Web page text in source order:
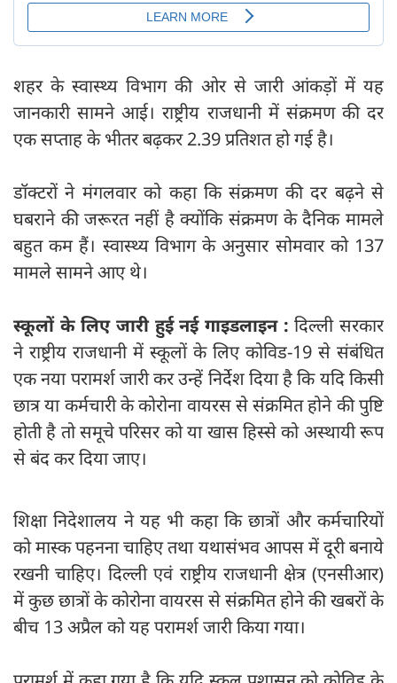
शहर के स्वास्थ्य विभाग की ओर से जारी आंकड़ों में यह
जानकारी सामने आई। राष्ट्रीय राजधानी में संक्रमण की दर
एक सप्ताह के भीतर बढ़कर 2.39 प्रतिशत हो गई है।
डॉक्टरों ने मंगलवार को कहा कि संक्रमण की दर बढ़ने से
घबराने की जरूरत नहीं है क्योंकि संक्रमण के दैनिक मामले
बहुत कम हैं। स्वास्थ्य विभाग के अनुसार सोमवार को 137
मामले सामने आए थे।
स्कूलों के लिए जारी हुई नई गाइडलाइन :दिल्ली सरकार
ने राष्ट्रीय राजधानी में स्कूलों के लिए कोविड-19 से संबंधित
एक नया परामर्श जारी कर उन्हें निर्देश दिया है कि यदि किसी
छात्र या कर्मचारी के कोरोना वायरस से संक्रमित होने की पुष्टि
होती है तो समूचे परिसर को या खास हिस्से को अस्थायी रूप
से बंद कर दिया जाए।
शिक्षा निदेशालय ने यह भी कहा कि छात्रों और कर्मचारियों
को मास्क पहनना चाहिए तथा यथासंभव आपस में दूरी बनाये
रखनी चाहिए। दिल्ली एवं राष्ट्रीय राजधानी क्षेत्र (एनसीआर)
में कुछ छात्रों के कोरोना वायरस से संक्रमित होने की खबरों के
बीच 13 अप्रैल को यह परामर्श जारी किया गया।